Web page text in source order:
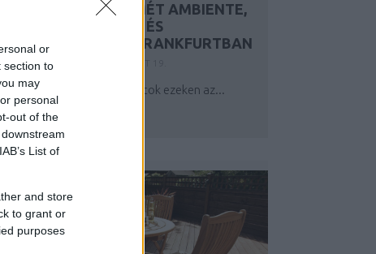
or
section to
may
personal
out of the
IAB’s List of
and store
to grant or
purposes
JANUÁR VÉGÉN ISMÉT AMBIENTE,
CHRISTMASWORLD ÉS
CREATIVEWORLD FRANKFURTBAN
BY:SZÍNES_ÖTLETEK
Korábban már olvashattatok ezeken az...